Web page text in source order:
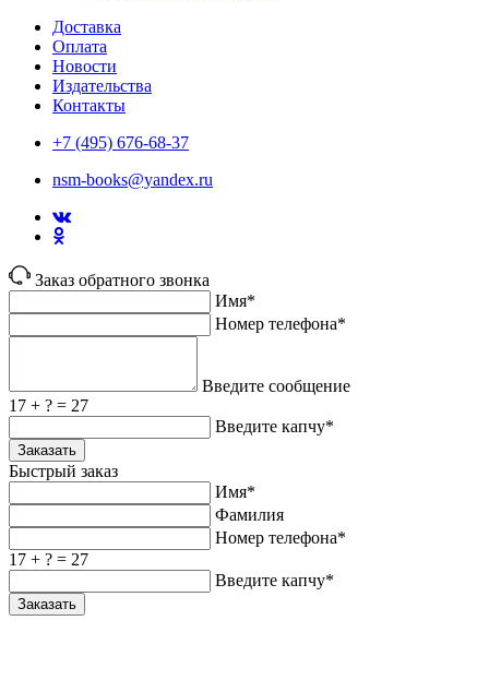
Доставка
Оплата
Новости
Издательства
Контакты
+7 (495) 676-68-37
nsm-books@yandex.ru
Заказ обратного звонка
Имя*
Номер телефона*
Введите сообщение
17 + ? = 27
Введите капчу*
Заказать
Быстрый заказ
Имя*
Фамилия
Номер телефона*
17 + ? = 27
Введите капчу*